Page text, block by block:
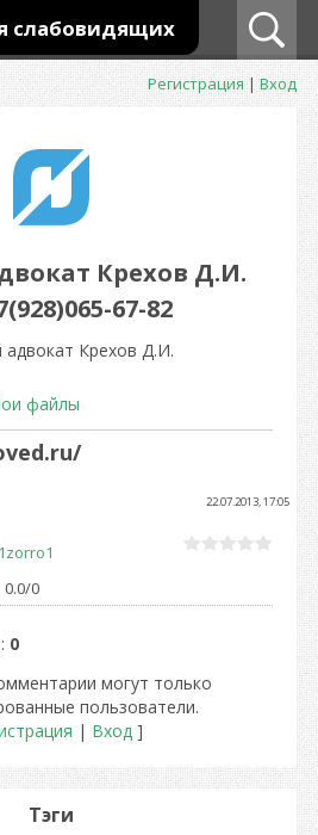
слабовидящих
Регистрация|Вход
Крехов Д.И.
67-82
Крехов Д.И.
файлы
22.07.2013, 17:05
1zorro1
0.0/0
: 0
могут только
пользователи.
| Вход]
Тэги